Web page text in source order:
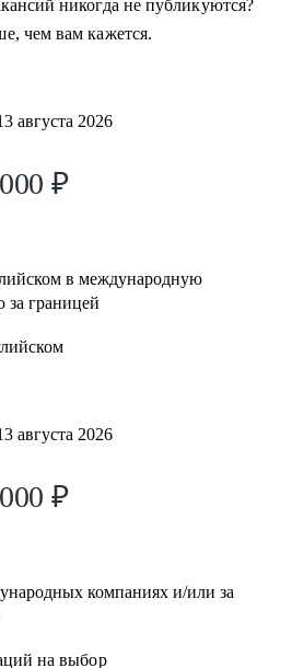
никогда не публикуются?
чем вам кажется.
августа 2026
₽
в международную
границей
августа 2026
₽
компаниях и/или за
на выбор